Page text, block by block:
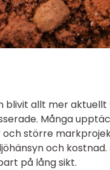
blivit allt mer
Många
större
och
på lång sikt.